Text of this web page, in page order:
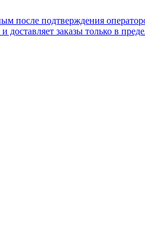
после подтверждения
доставляет заказы только в